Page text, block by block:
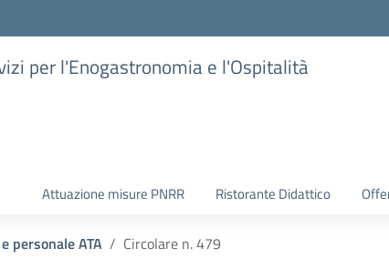
per l'Enogastronomia e l'Ospitalità
Attuazione misure PNRR Ristorante Didattico
personale ATA Circolare n. 479